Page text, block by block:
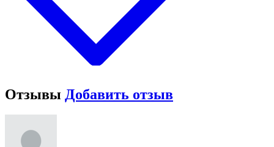
Отзывы Добавить отзыв